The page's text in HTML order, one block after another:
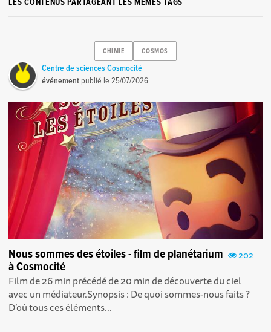
LES CONTENUS PARTAGEANT LES MÊMES TAGS
CHIMIE COSMOS
Centre de sciences Cosmocité
événement publié le25/07/2026
202
Nous sommes des étoiles - film de planétarium
à Cosmocité
Film de 26 min précédé de 20 min de découverte du ciel
avec un médiateur.Synopsis : De quoi sommes-nous faits ?
D’où tous ces éléments...